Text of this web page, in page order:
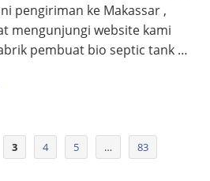
pengiriman ke Makassar ,
mengunjungi website kami
pembuat bio septic tank …
3 4 5 …
83